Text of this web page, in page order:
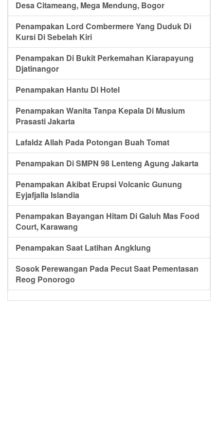
Desa Citameang, Mega Mendung, Bogor
Penampakan Lord Combermere Yang Duduk Di
Kursi Di Sebelah Kiri
Penampakan Di Bukit Perkemahan Kiarapayung
Djatinangor
Penampakan Hantu Di Hotel
Penampakan Wanita Tanpa Kepala Di Musium
Prasasti Jakarta
Lafaldz Allah Pada Potongan Buah Tomat
Penampakan Di SMPN 98 Lenteng Agung Jakarta
Penampakan Akibat Erupsi Volcanic Gunung
Eyjafjalla Islandia
Penampakan Bayangan Hitam Di Galuh Mas Food
Court, Karawang
Penampakan Saat Latihan Angklung
Sosok Perewangan Pada Pecut Saat Pementasan
Reog Ponorogo